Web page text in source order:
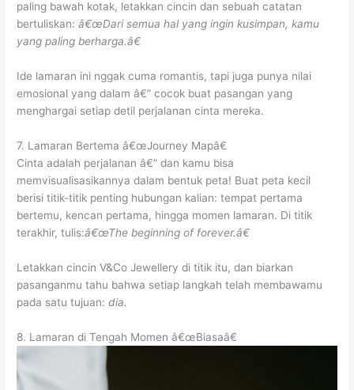
paling bawah kotak, letakkan cincin dan sebuah catatan
bertuliskan:â€œDari semua hal yang ingin kusimpan, kamu
yang paling berharga.â€
Ide lamaran ini nggak cuma romantis, tapi juga punya nilai
emosional yang dalam â€” cocok buat pasangan yang
menghargai setiap detil perjalanan cinta mereka.
7. Lamaran Bertema â€œJourney Mapâ€
Cinta adalah perjalanan â€” dan kamu bisa
memvisualisasikannya dalam bentuk peta! Buat peta kecil
berisi titik-titik penting hubungan kalian: tempat pertama
bertemu, kencan pertama, hingga momen lamaran. Di titik
terakhir, tulis:â€œThe beginning of forever.â€
Letakkan cincin V&Co Jewellery di titik itu, dan biarkan
pasanganmu tahu bahwa setiap langkah telah membawamu
pada satu tujuan:dia.
8. Lamaran di Tengah Momen â€œBiasaâ€